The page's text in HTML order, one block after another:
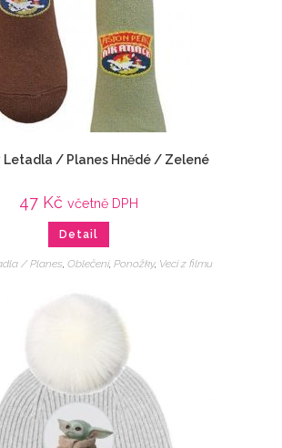
Letadla / Planes Hnědé / Zelené
47 Kč včetně DPH
Detail
/ Planes Oblečení, Ponožky, Veci z filmu